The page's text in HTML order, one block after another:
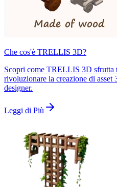
Che cos'è TRELLIS 3D?
Scopri come TRELLIS 3D sfrutta
rivoluzionare la creazione di
designer.
Leggi di Più